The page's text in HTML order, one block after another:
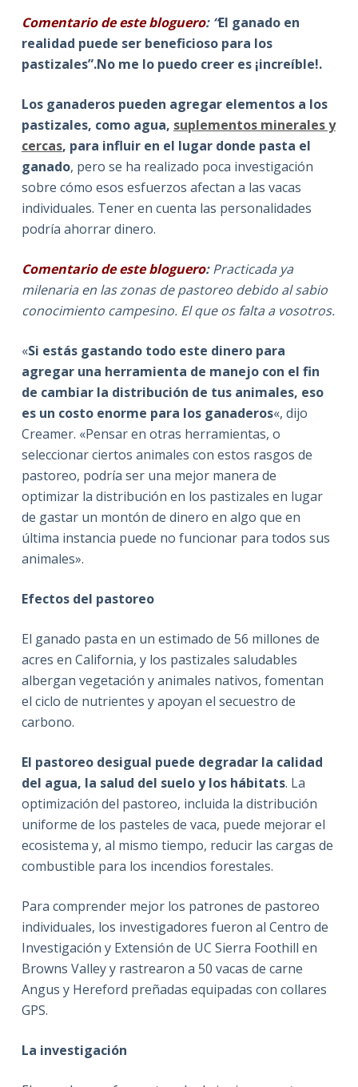
Comentario de este bloguero: “El ganado en
realidad puede ser beneficioso para los
pastizales”.No me lo puedo creer es ¡increíble!.
Los ganaderos pueden agregar elementos a los
pastizales, como agua, suplementos minerales y
cercas, para influir en el lugar donde pasta el
ganado, pero se ha realizado poca investigación
sobre cómo esos esfuerzos afectan a las vacas
individuales. Tener en cuenta las personalidades
podría ahorrar dinero.
Comentario de este bloguero: Practicada ya
milenaria en las zonas de pastoreo debido al sabio
conocimiento campesino. El que os falta a vosotros.
«Si estás gastando todo este dinero para
agregar una herramienta de manejo con el fin
de cambiar la distribución de tus animales, eso
es un costo enorme para los ganaderos«, dijo
Creamer. «Pensar en otras herramientas, o
seleccionar ciertos animales con estos rasgos de
pastoreo, podría ser una mejor manera de
optimizar la distribución en los pastizales en lugar
de gastar un montón de dinero en algo que en
última instancia puede no funcionar para todos sus
animales».
Efectos del pastoreo
El ganado pasta en un estimado de 56 millones de
acres en California, y los pastizales saludables
albergan vegetación y animales nativos, fomentan
el ciclo de nutrientes y apoyan el secuestro de
carbono.
El pastoreo desigual puede degradar la calidad
del agua, la salud del suelo y los hábitats. La
optimización del pastoreo, incluida la distribución
uniforme de los pasteles de vaca, puede mejorar el
ecosistema y, al mismo tiempo, reducir las cargas de
combustible para los incendios forestales.
Para comprender mejor los patrones de pastoreo
individuales, los investigadores fueron al Centro de
Investigación y Extensión de UC Sierra Foothill en
Browns Valley y rastrearon a 50 vacas de carne
Angus y Hereford preñadas equipadas con collares
GPS.
La investigación